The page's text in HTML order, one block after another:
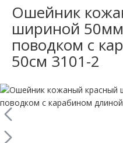
Ошейник
шириной
поводком с
50см 3101-2